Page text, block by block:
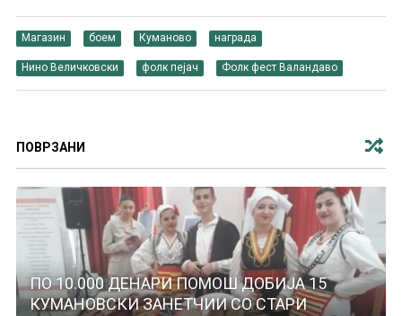
Магазин боем Куманово награда
Нино Величковски фолк пејач Фолк фест Валандаво
ПОВРЗАНИ
ПО 10.000 ДЕНАРИ ПОМОШ ДОБИЈА 15
КУМАНОВСКИ ЗАНЕТЧИИ СО СТАРИ